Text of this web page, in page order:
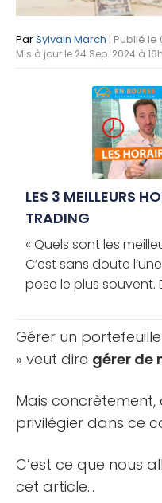
ParSylvain March | Publié le
Mis à jour le 24 Sep. 2024 à
LES 3 MEILLEURS
TRADING
« Quels sont les
C’est sans doute
pose le plus
Gérer un
» veut dire gérer de
Mais
privilégier dans ce
C’est ce que nous
cet article…